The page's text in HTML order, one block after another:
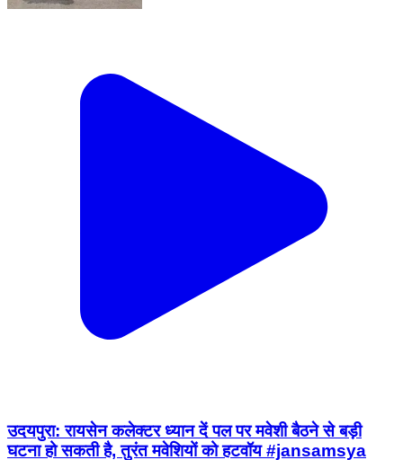
उदयपुरा: रायसेन कलेक्टर ध्यान दें पल पर मवेशी बैठने से बड़ी
घटना हो सकती है, तुरंत मवेशियों को हटवॉय #jansamsya